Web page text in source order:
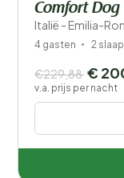
Comfort Dog
Italië - Emilia-
4 gasten 2
€229,88 €
v.a. prijs per nacht